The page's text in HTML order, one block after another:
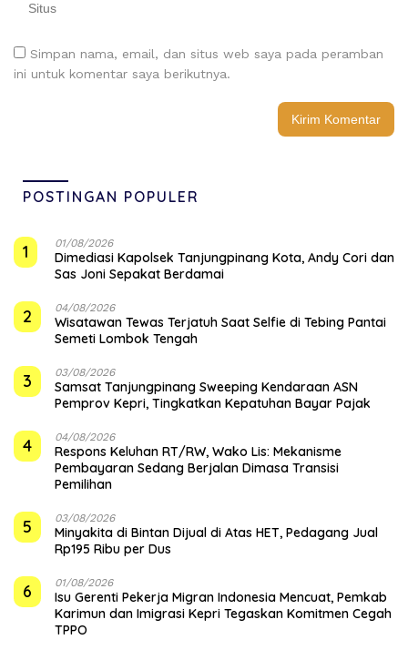
Simpan nama, email, dan situs web saya pada peramban
ini untuk komentar saya berikutnya.
POSTINGAN POPULER
1 01/08/2026
Dimediasi Kapolsek Tanjungpinang Kota, Andy Cori dan
Sas Joni Sepakat Berdamai
2 04/08/2026
Wisatawan Tewas Terjatuh Saat Selfie di Tebing Pantai
Semeti Lombok Tengah
3 03/08/2026
Samsat Tanjungpinang Sweeping Kendaraan ASN
Pemprov Kepri, Tingkatkan Kepatuhan Bayar Pajak
4 04/08/2026
‎Respons Keluhan RT/RW, Wako Lis: Mekanisme
Pembayaran Sedang Berjalan Dimasa Transisi
Pemilihan
5 03/08/2026
Minyakita di Bintan Dijual di Atas HET, Pedagang Jual
Rp195 Ribu per Dus
6 01/08/2026
Isu Gerenti Pekerja Migran Indonesia Mencuat, Pemkab
Karimun dan Imigrasi Kepri Tegaskan Komitmen Cegah
TPPO